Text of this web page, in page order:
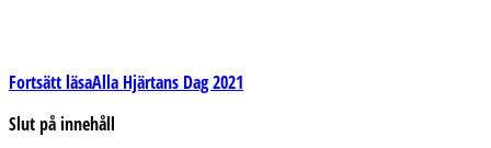
Fortsätt läsaAlla Hjärtans Dag 2021
Slut på innehåll